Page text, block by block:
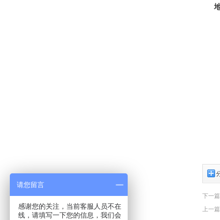
下一
上一
请您留言
感谢您的关注，当前客服人员不在
线，请填写一下您的信息，我们会